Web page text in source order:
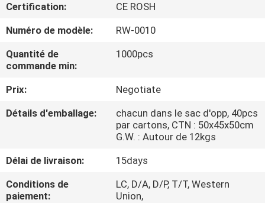
D'USINE
CONTRÔLE
DE
QUALITÉ
DU
Certification:
CE ROSH
Numéro de modèle:
RW-0010
Quantité de
commande min:
1000pcs
Prix:
Negotiate
Détails d'emballage:
chacun dans le sac d'opp, 40pcs
par cartons, CTN : 50x45x50cm
G.W. : Autour de 12kgs
Délai de livraison:
15days
Conditions de
paiement:
LC, D/A, D/P, T/T, Western
Union,